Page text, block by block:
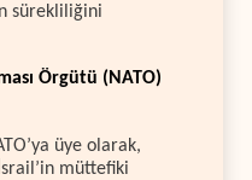
sürekliliğini
Örgütü (NATO)
üye olarak,
müttefiki